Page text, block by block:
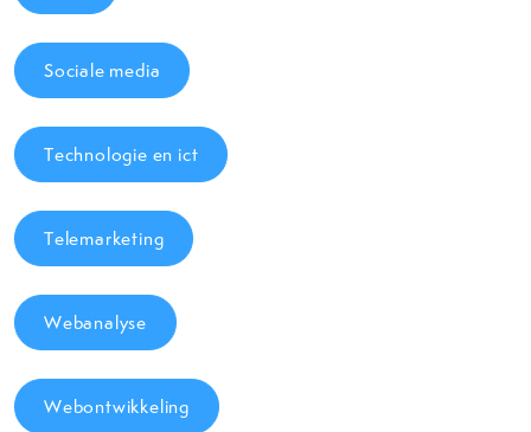
Sociale media
Technologie en ict
Telemarketing
Webanalyse
Webontwikkeling